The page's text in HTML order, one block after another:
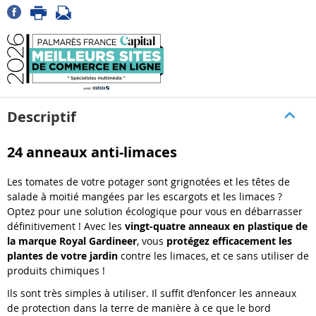
Descriptif
24 anneaux anti-limaces
Les tomates de votre potager sont grignotées et les têtes de
salade à moitié mangées par les escargots et les limaces ?
Optez pour une solution écologique pour vous en débarrasser
définitivement ! Avec les vingt-quatre anneaux en plastique de
la marque Royal Gardineer, vous protégez efficacement les
plantes de votre jardin contre les limaces, et ce sans utiliser de
produits chimiques !
Ils sont très simples à utiliser. Il suffit d’enfoncer les anneaux
de protection dans la terre de manière à ce que le bord